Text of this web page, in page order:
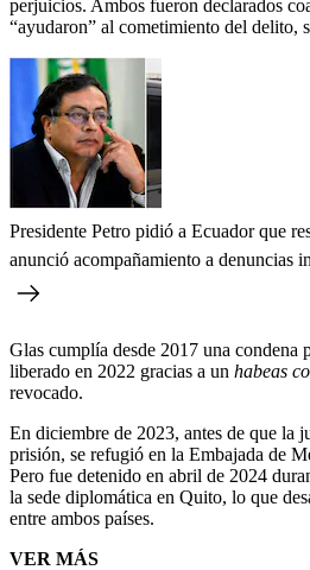
perjuicios. Ambos fueron declarados
“ayudaron” al cometimiento del delito,
Presidente Petro pidió a Ecuador que
anunció acompañamiento a denuncias
Glas cumplía desde 2017 una condena
liberado en 2022 gracias a un habeas
revocado.
En diciembre de 2023, antes de que la
prisión, se refugió en la Embajada de
Pero fue detenido en abril de 2024
la sede diplomática en Quito, lo que
entre ambos países.
VER MÁS